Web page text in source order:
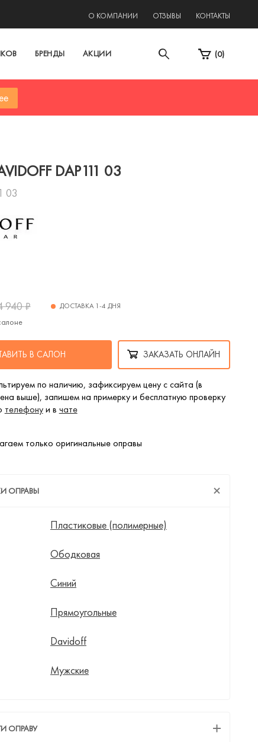
О КОМПАНИИ ОТЗЫВЫ КОНТАКТЫ
БРЕНДЫ АКЦИИ (0)
DAP111 03
03
940₽ ДОСТАВКА 1-4 ДНЯ
В САЛОН ЗАКАЗАТЬ ОНЛАЙН
по наличию, зафиксируем цену с сайта (в
выше), запишем на примерку и бесплатную проверку
телефонуи в чате
только оригинальные оправы
ОПРАВЫ
Пластиковые (полимерные)
Ободковая
Синий
Прямоугольные
Davidoff
Мужские
ОПРАВУ